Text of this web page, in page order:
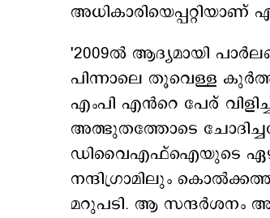
'2009ൽ ആദ്യമായി
പിന്നാലെ തൂവെള്ള
എംപി എൻറെ പേര്
അത്ഭുതത്തോടെ
ഡിവൈഎഫ്ഐയുടെ
നന്ദിഗ്രാമിലും
മറുപടി. ആ സന്ദർശനം